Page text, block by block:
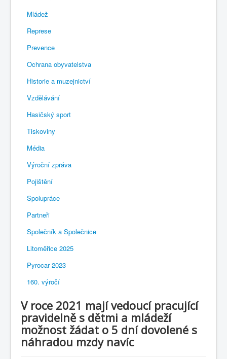
Mládež
Represe
Prevence
Ochrana obyvatelstva
Historie a muzejnictví
Vzdělávání
Hasičský sport
Tiskoviny
Média
Výroční zpráva
Pojištění
Spolupráce
Partneři
Společník a Společnice
Litoměřice 2025
Pyrocar 2023
160. výročí
V roce 2021 mají vedoucí pracující
pravidelně s dětmi a mládeží
možnost žádat o 5 dní dovolené s
náhradou mzdy navíc